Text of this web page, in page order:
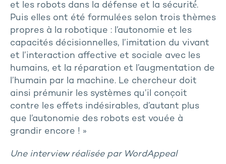
et les robots dans la défense et la sécurité́.
Puis elles ont été formulées selon trois thèmes
propres à la robotique : l’autonomie et les
capacités décisionnelles, l’imitation du vivant
et l’interaction affective et sociale avec les
humains, et la réparation et l’augmentation de
l’humain par la machine. Le chercheur doit
ainsi prémunir les systèmes qu’il conçoit
contre les effets indésirables, d’autant plus
que l’autonomie des robots est vouée à
grandir encore ! »
Une interview réalisée par WordAppeal